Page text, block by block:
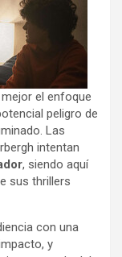
el enfoque
peligro de
Las
intentan
, siendo aquí
sus thrillers
con una
y